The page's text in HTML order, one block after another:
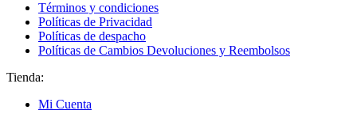
Términos y condiciones
Políticas de Privacidad
Políticas de despacho
Políticas de Cambios Devoluciones y Reembolsos
Tienda:
Mi Cuenta